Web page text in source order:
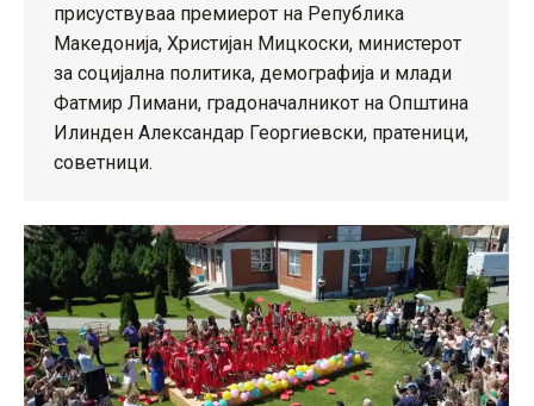
присуствуваа премиерот на Република
Македонија, Христијан Мицкоски, министерот
за социјална политика, демографија и млади
Фатмир Лимани, градоначалникот на Општина
Илинден Александар Георгиевски, пратеници,
советници.